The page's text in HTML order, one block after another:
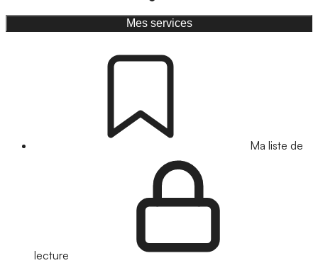
Mes services
Ma liste de
lecture